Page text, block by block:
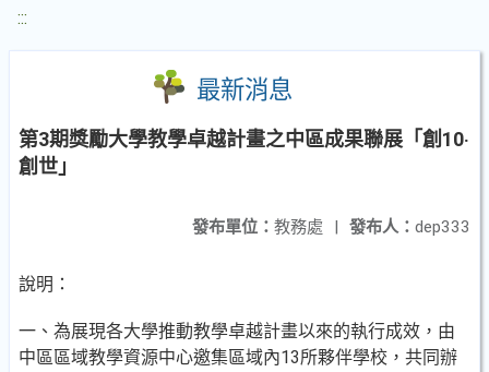
:::
最新消息
第3期獎勵大學教學卓越計畫之中區成果聯展「創10‧
創世」
發布人： dep333
發布單位： 教務處 |
說明：
一、為展現各大學推動教學卓越計畫以來的執行成效，由
中區區域教學資源中心邀集區域內13所夥伴學校，共同辦